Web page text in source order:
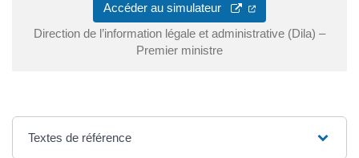
Accéder au simulateur
Direction de l’information légale et administrative (Dila) –
Premier ministre
Textes de référence